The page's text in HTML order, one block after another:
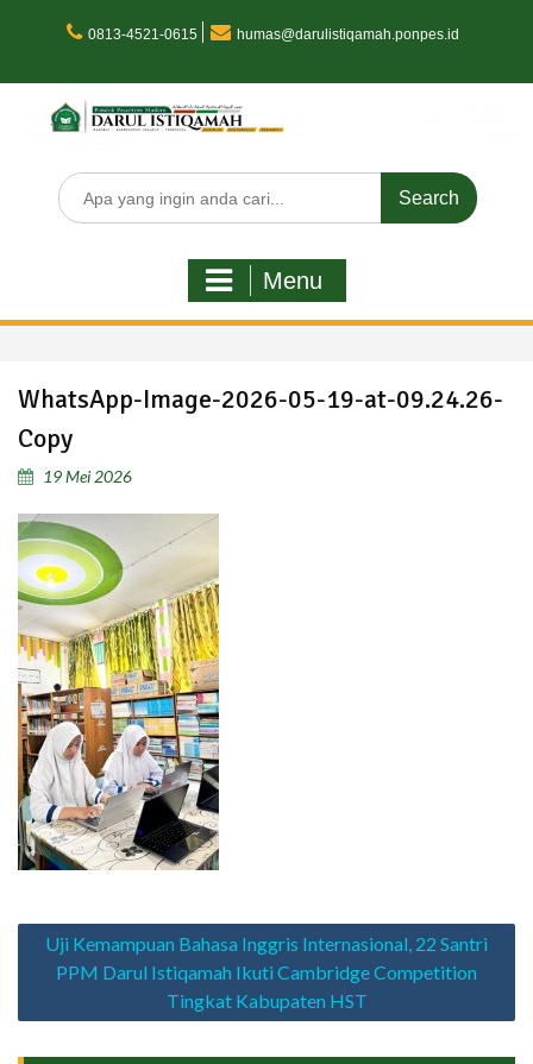
0813-4521-0615 humas@darulistiqamah.ponpes.id
Search
for:
Menu
WhatsApp-Image-2026-05-19-at-09.24.26-
Copy
19 Mei 2026
Navigasi
Uji Kemampuan Bahasa Inggris Internasional, 22 Santri
PPM Darul Istiqamah Ikuti Cambridge Competition
Tingkat Kabupaten HST